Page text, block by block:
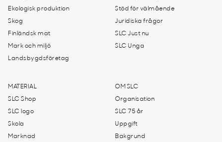
Ekologisk produktion
Skog
Finländsk mat
Mark och miljö
Landsbygdsföretag
Stöd för välmående
Juridiska frågor
SLC Just nu
SLC Unga
MATERIAL
SLC Shop
SLC logo
Skola
Marknad
OM SLC
Organisation
SLC 75 år
Uppgift
Bakgrund